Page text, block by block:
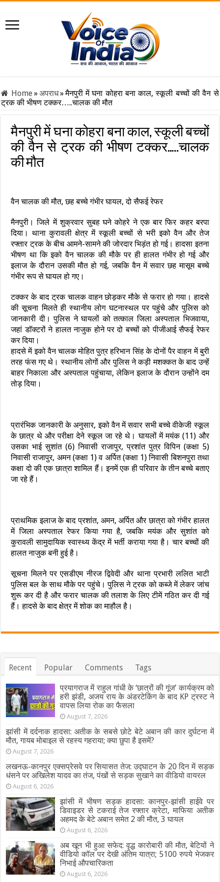
Home» अपराध»मैनपुरी में घना कोहरा बना काल, स्कूली बच्चों की वैन से
ट्रक की भीषण टक्कर…..चालक की मौत
मैनपुरी में घना कोहरा बना काल, स्कूली बच्चों
की वैन से ट्रक की भीषण टक्कर…..चालक
की मौत
वैन चालक की मौत, छह बच्चे गंभीर घायल, दो सैफई रेफर
मैनपुरी। जिले में शुक्रवार सुबह घने कोहरे ने एक बार फिर कहर बरपा
दिया। थाना कुरावली क्षेत्र में स्कूली बच्चों से भरी इको वैन और तेज
रफ्तार ट्रक के बीच आमने-सामने की जोरदार भिड़ंत हो गई। हादसा इतना
भीषण था कि इको वैन चालक की मौके पर ही हालत गंभीर हो गई और
इलाज के दौरान उसकी मौत हो गई, जबकि वैन में सवार छह मासूम बच्चे
गंभीर रूप से घायल हो गए।
टक्कर के बाद ट्रक चालक वाहन छोड़कर मौके से फरार हो गया। हादसे
की सूचना मिलते ही स्थानीय लोग घटनास्थल पर पहुंचे और पुलिस को
जानकारी दी। पुलिस ने घायलों को तत्काल जिला अस्पताल भिजवाया,
जहां डॉक्टरों ने हालत नाजुक होने पर दो बच्चों को पीजीआई सैफई रेफर
कर दिया।
हादसे में इको वैन चालक मोहित पुत्र हरिभान सिंह के दोनों पैर वाहन में बुरी
तरह फंस गए थे। स्थानीय लोगों और पुलिस ने कड़ी मशक्कत के बाद उन्हें
बाहर निकाला और अस्पताल पहुंचाया, लेकिन इलाज के दौरान उन्होंने दम
तोड़ दिया।
प्रारंभिक जानकारी के अनुसार, इको वैन में सवार सभी बच्चे वीकेजी स्कूल
के छात्र थे और परीक्षा देने स्कूल जा रहे थे। घायलों में मयंक (11) और
उसका भाई सुशांत (6) निवासी राजापुर, प्रशांत पुत्र विपिन (कक्षा 5)
निवासी राजापुर, अमन (कक्षा 1) व अर्पित (कक्षा 1) निवासी बिशनपुरा तथा
कक्षा दो की एक छात्रा शामिल हैं। इनमें एक ही परिवार के तीन बच्चे बताए
जा रहे हैं।
प्राथमिक इलाज के बाद प्रशांत, अमन, अर्पित और छात्रा को गंभीर हालत
में जिला अस्पताल रेफर किया गया है, जबकि मयंक और सुशांत को
कुरावली सामुदायिक स्वास्थ्य केंद्र में भर्ती कराया गया है। चार बच्चों की
हालत नाजुक बनी हुई है।
सूचना मिलने पर एसडीएम नीरज द्विवेदी और थाना प्रभारी ललित भाटी
पुलिस बल के साथ मौके पर पहुंचे। पुलिस ने ट्रक को कब्जे में लेकर जांच
शुरू कर दी है और फरार चालक की तलाश के लिए टीमें गठित कर दी गई
हैं। हादसे के बाद क्षेत्र में शोक का माहौल है।
Recent Popular Comments Tags
प्रयागराज में राहुल गांधी के ‘छात्रों की गूंज’ कार्यक्रम को
हरी झंडी, अजय राय के अंडरटेकिंग के बाद KP ट्रस्ट ने
वापस लिया रोक का फैसला
August 7, 2026
झांसी में दर्दनाक हादसा: अतीक के सबसे छोटे बेटे अबान की कार दुर्घटना में
मौत, गायब मोबाइल से रहस्य गहराया; क्या छुपा है इसमें?
August 7, 2026
लखनऊ-कानपुर एक्सप्रेसवे पर सियासत तेज: उद्घाटन के 20 दिन में सड़क
धंसने पर अखिलेश यादव का तंज, पंखों से सड़क सुखाने का वीडियो वायरल
August 6, 2026
झांसी में भीषण सड़क हादसा: कानपुर-झांसी हाईवे पर
डिवाइडर से टकराई तेज रफ्तार क्रेटा, माफिया अतीक
अहमद के बेटे अबान समेत 2 की मौत, 3 घायल
August 6, 2026
अब खून भी हुआ सफेद: वृद्ध कारोबारी की मौत, बेटियों ने
वीडियो कॉल पर देखी अंतिम यात्रा; 5100 रुपये भेजकर
निभाई औपचारिकता
August 6, 2026